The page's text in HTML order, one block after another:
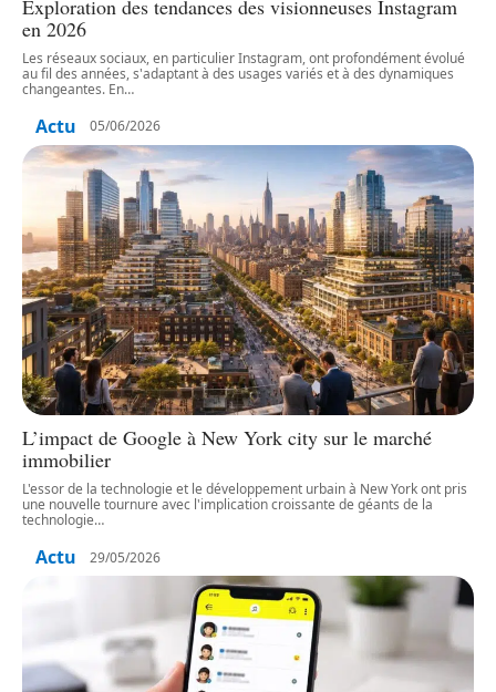
Exploration des tendances des visionneuses Instagram
en 2026
Les réseaux sociaux, en particulier Instagram, ont profondément évolué
au fil des années, s'adaptant à des usages variés et à des dynamiques
changeantes. En…
Actu 05/06/2026
L’impact de Google à New York city sur le marché
immobilier
L'essor de la technologie et le développement urbain à New York ont pris
une nouvelle tournure avec l'implication croissante de géants de la
technologie…
Actu 29/05/2026